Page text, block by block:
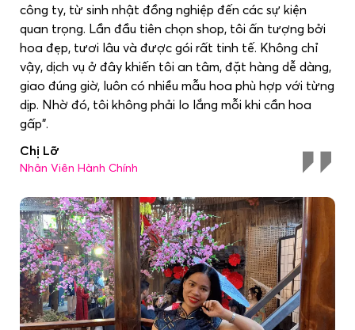
công ty, từ sinh nhật đồng nghiệp đến các sự kiện
quan trọng. Lần đầu tiên chọn shop, tôi ấn tượng bởi
hoa đẹp, tươi lâu và được gói rất tinh tế. Không chỉ
vậy, dịch vụ ở đây khiến tôi an tâm, đặt hàng dễ dàng,
giao đúng giờ, luôn có nhiều mẫu hoa phù hợp với từng
dịp. Nhờ đó, tôi không phải lo lắng mỗi khi cần hoa
gấp".
Chị Lỡ
Nhân Viên Hành Chính